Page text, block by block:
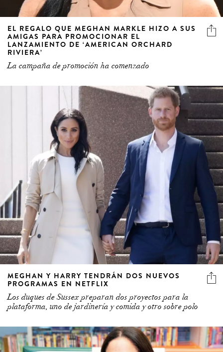
EL REGALO QUE MEGHAN MARKLE HIZO A SUS
AMIGAS PARA PROMOCIONAR EL
LANZAMIENTO DE ‘AMERICAN ORCHARD
RIVIERA’
La campaña de promoción ha comenzado
MEGHAN Y HARRY TENDRÁN DOS NUEVOS
PROGRAMAS EN NETFLIX
Los duques de Sussex preparan dos proyectos para la
plataforma, uno de jardinería y comida y otro sobre polo